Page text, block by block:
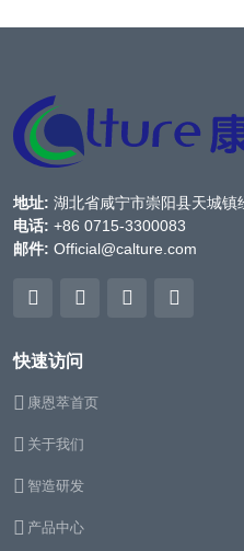
地址: 湖北省咸宁市崇阳县天城镇
电话: +86 0715-3300083
邮件: Official@calture.com
快速访问
康恩萃首页
关于我们
智造研发
产品中心